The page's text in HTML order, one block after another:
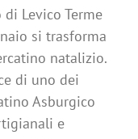
Levico Terme
si trasforma
natalizio.
di uno dei
Asburgico
e